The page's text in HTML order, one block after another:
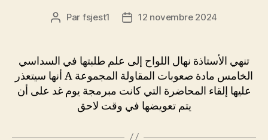
Auteur
Par fsjest1
Date12 novembre 2024
تنهي الأستاذة نهال اللواح إلى علم طلبتها في السداسي
الخامس مادة صعوبات المقاولة المجموعة A أنها سيتعذر
عليها إلقاء المحاضرة التي كانت مبرمجة يوم غد على أن
يتم تعويضها في وقت لاحق